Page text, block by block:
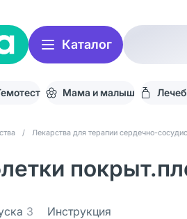
Каталог
Мама и малыш
/ Лекарства для терапии сердечно-
3 Инструкция